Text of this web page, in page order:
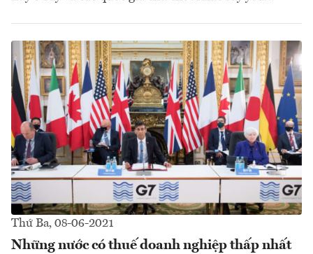
Thứ Ba, 08-06-2021
Những nước có thuế doanh nghiệp thấp nhất